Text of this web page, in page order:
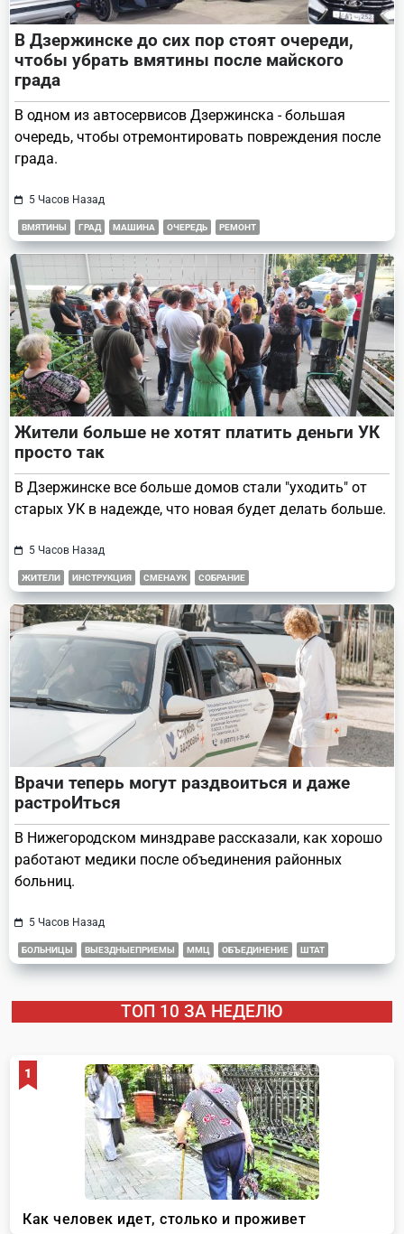
В Дзержинске до сих пор стоят очереди,
чтобы убрать вмятины после майского
града
В одном из автосервисов Дзержинска - большая
очередь, чтобы отремонтировать повреждения после
града.
5 Часов Назад
ВМЯТИНЫ ГРАД МАШИНА ОЧЕРЕДЬ РЕМОНТ
Жители больше не хотят платить деньги УК
просто так
В Дзержинске все больше домов стали "уходить" от
старых УК в надежде, что новая будет делать больше.
5 Часов Назад
ЖИТЕЛИ ИНСТРУКЦИЯ СМЕНАУК СОБРАНИЕ
Врачи теперь могут раздвоиться и даже
растроИться
В Нижегородском минздраве рассказали, как хорошо
работают медики после объединения районных
больниц.
5 Часов Назад
БОЛЬНИЦЫ ВЫЕЗДНЫЕПРИЕМЫ ММЦ ОБЪЕДИНЕНИЕ ШТАТ
ТОП 10 ЗА НЕДЕЛЮ